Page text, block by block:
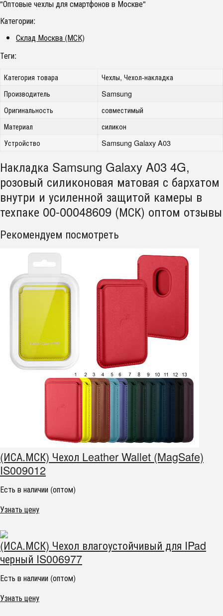
"Оптовые чехлы для смартфонов в Москве"
Категории:
Склад Москва (МСК)
Теги:
Категория товара
Чехлы, Чехол-накладка
Производитель
Samsung
Оригинальность
совместимый
Материал
силикон
Устройство
Samsung Galaxy A03
Накладка Samsung Galaxy A03 4G,
розовый силиконовая матовая с бархатом
внутри и усиленной защитой камеры в
техпаке 00-00048609 (МСК) оптом отзывы
Рекомендуем посмотреть
(ИСА.МСК) Чехол Leather Wallet (MagSafe)
IS009012
Есть в наличии (оптом)
Узнать цену
(ИСА.МСК) Чехол влагоустойчивый для IPad
черный IS006977
Есть в наличии (оптом)
Узнать цену